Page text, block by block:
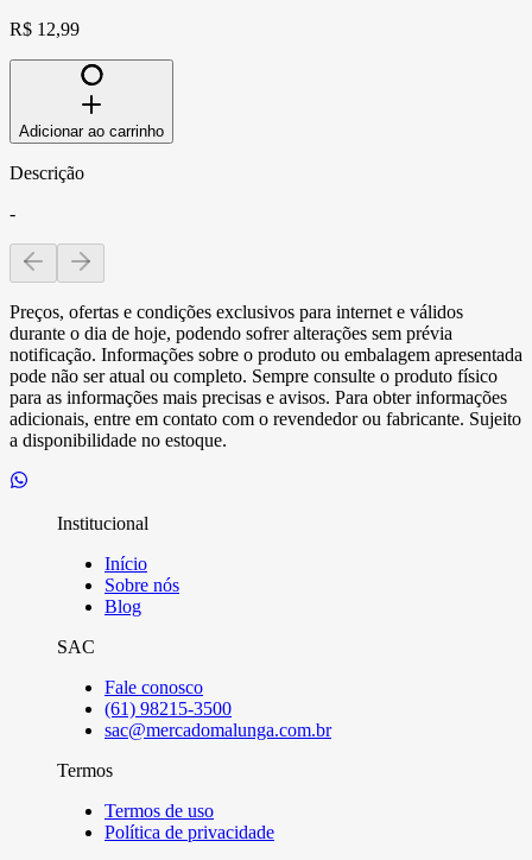
R$ 12,99
Adicionar ao carrinho
Descrição
-
Preços, ofertas e condições exclusivos para internet e válidos
durante o dia de hoje, podendo sofrer alterações sem prévia
notificação. Informações sobre o produto ou embalagem apresentada
pode não ser atual ou completo. Sempre consulte o produto físico
para as informações mais precisas e avisos. Para obter informações
adicionais, entre em contato com o revendedor ou fabricante. Sujeito
a disponibilidade no estoque.
Institucional
Início
Sobre nós
Blog
SAC
Fale conosco
(61) 98215-3500
sac@mercadomalunga.com.br
Termos
Termos de uso
Política de privacidade